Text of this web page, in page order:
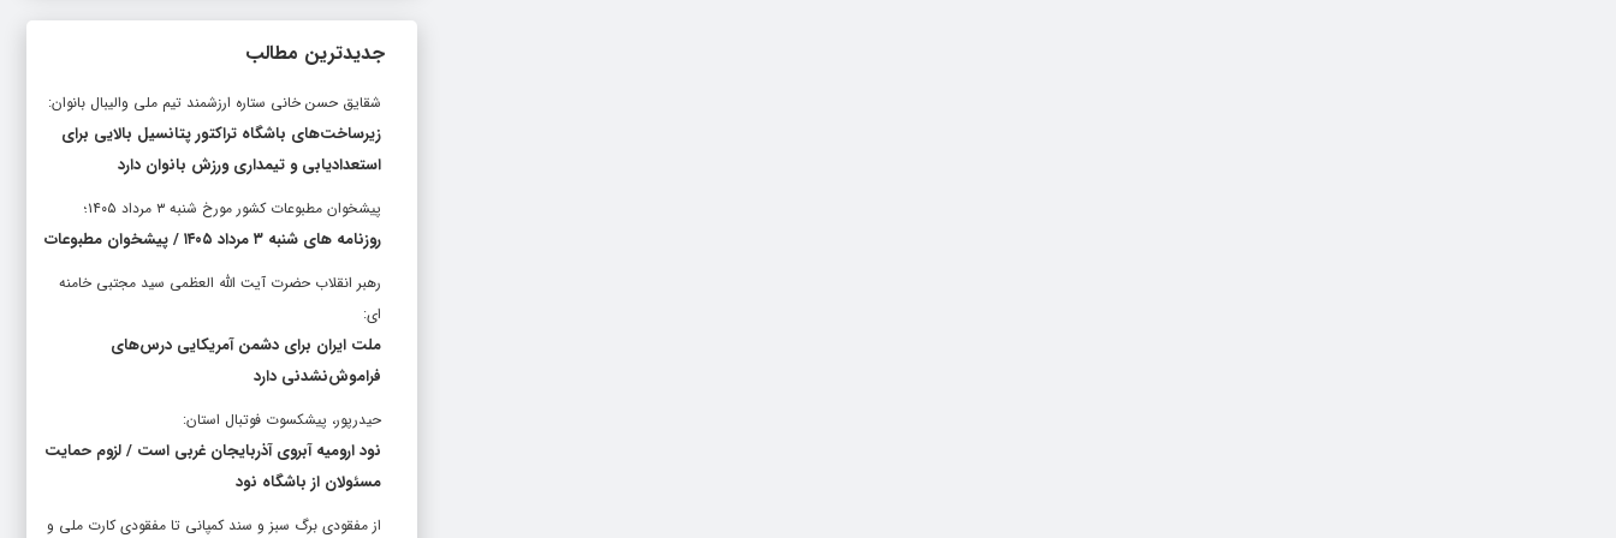
جدیدترین مطالب
شقایق حسن خانی ستاره ارزشمند تیم ملی والیبال بانوان:
زیرساخت‌های باشگاه تراکتور پتانسیل بالایی برای
استعدادیابی و تیمداری ورزش بانوان دارد
پیشخوان مطبوعات کشور مورخ شنبه ۳ مرداد ۱۴۰۵؛
روزنامه های شنبه ۳ مرداد ۱۴۰۵ / پیشخوان مطبوعات
رهبر انقلاب حضرت آیت الله العظمی سید مجتبی خامنه
ای:
ملت ایران برای دشمن آمریکایی درس‌های
فراموش‌نشدنی دارد
حیدرپور، پیشکسوت فوتبال استان:
نود ارومیه آبروی آذربایجان غربی است / لزوم حمایت
مسئولان از باشگاه نود
از مفقودی برگ سبز و سند کمپانی تا مفقودی کارت ملی و